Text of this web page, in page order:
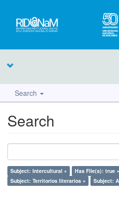
Search
Search
Subject: Intercultural × Has File(s): true ×
Subject: Territorios literarios ×
Subject: